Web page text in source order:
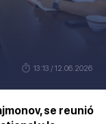
13:13 / 12.06.2026
se reunió